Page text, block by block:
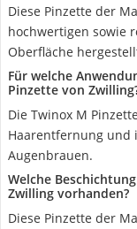
Diese Pinzette der
hochwertigen sowie
Oberfläche
Für welche
Pinzette von
Die Twinox M
Haarentfernung und
Augenbrauen.
Welche
Zwilling vorhanden?
Diese Pinzette der